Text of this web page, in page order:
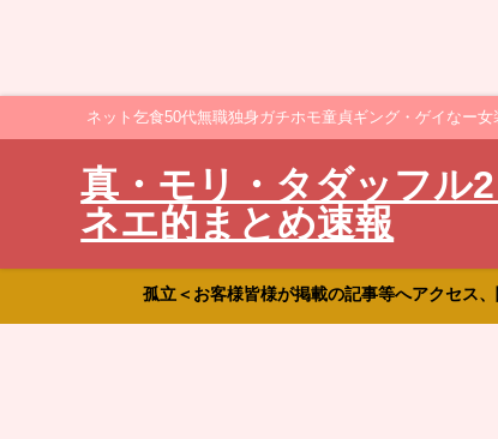
ネット乞食50代無職独身ガチホモ童貞ギング・ゲイなー
真・モリ・タダッフル
ネエ的まとめ速報
孤立＜お客様皆様が掲載の記事等へアクセス